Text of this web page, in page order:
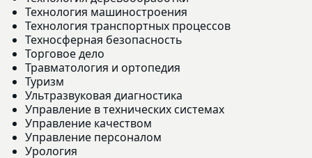
Технология машиностроения
Технология транспортных процессов
Техносферная безопасность
Торговое дело
Травматология и ортопедия
Туризм
Ультразвуковая диагностика
Управление в технических системах
Управление качеством
Управление персоналом
Урология